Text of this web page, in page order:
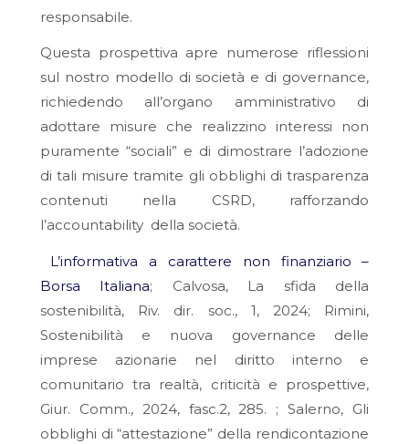
responsabile.
Questa prospettiva apre numerose riflessioni
sul nostro modello di società e di governance,
richiedendo all’organo amministrativo di
adottare misure che realizzino interessi non
puramente “sociali” e di dimostrare l’adozione
di tali misure tramite gli obblighi di trasparenza
contenuti nella CSRD, rafforzando
l’accountability della società.
L’informativa a carattere non finanziario –
Borsa Italiana; Calvosa, La sfida della
sostenibilità, Riv. dir. soc.,1, 2024; Rimini,
Sostenibilità e nuova governance delle
imprese azionarie nel diritto interno e
comunitario tra realtà, criticità e prospettive,
Giur. Comm., 2024, fasc.2, 285. ; Salerno, Gli
obblighi di “attestazione” della rendicontazione